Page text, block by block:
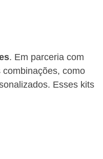
. Em parceria com
como
Esses kits